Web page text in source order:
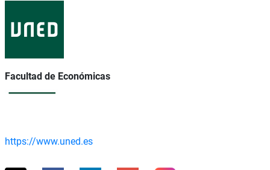
Facultad de Económicas
https://www.uned.es